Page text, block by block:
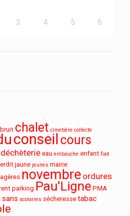
3 4 5 6
bruit chalet cimetière collecte
conseil cours
déchèterie eau embauche enfant foot
jaune jeunes mairie
novembre ordures
parking Pau'Ligne PMA
sans scolaires sécheresse tabac